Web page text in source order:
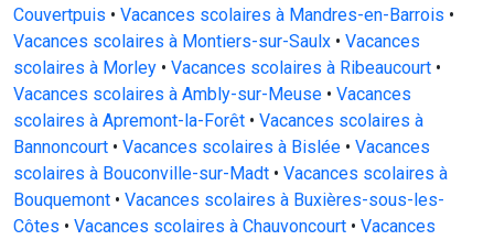
Couvertpuis • Vacances scolaires à Mandres-en-Barrois •
Vacances scolaires à Montiers-sur-Saulx • Vacances
scolaires à Morley • Vacances scolaires à Ribeaucourt •
Vacances scolaires à Ambly-sur-Meuse • Vacances
scolaires à Apremont-la-Forêt • Vacances scolaires à
Bannoncourt • Vacances scolaires à Bislée • Vacances
scolaires à Bouconville-sur-Madt • Vacances scolaires à
Bouquemont • Vacances scolaires à Buxières-sous-les-
Côtes • Vacances scolaires à Chauvoncourt • Vacances